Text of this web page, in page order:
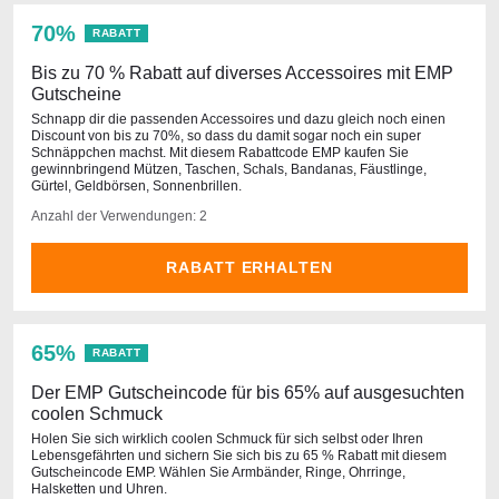
70% RABATT
Bis zu 70 % Rabatt auf diverses Accessoires mit EMP
Gutscheine
Schnapp dir die passenden Accessoires und dazu gleich noch einen
Discount von bis zu 70%, so dass du damit sogar noch ein super
Schnäppchen machst. Mit diesem Rabattcode EMP kaufen Sie
gewinnbringend Mützen, Taschen, Schals, Bandanas, Fäustlinge,
Gürtel, Geldbörsen, Sonnenbrillen.
Anzahl der Verwendungen: 2
RABATT ERHALTEN
65% RABATT
Der EMP Gutscheincode für bis 65% auf ausgesuchten
coolen Schmuck
Holen Sie sich wirklich coolen Schmuck für sich selbst oder Ihren
Lebensgefährten und sichern Sie sich bis zu 65 % Rabatt mit diesem
Gutscheincode EMP. Wählen Sie Armbänder, Ringe, Ohrringe,
Halsketten und Uhren.